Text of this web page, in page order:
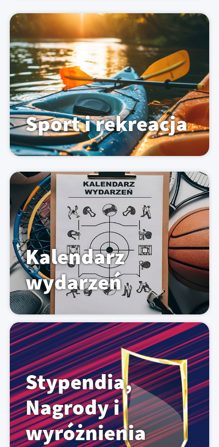
Sport i rekreacja
Kalendarz
wydarzeń
Stypendia,
Nagrody i
wyróżnienia